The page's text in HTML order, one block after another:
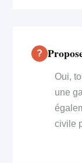
Oui,
une
civile